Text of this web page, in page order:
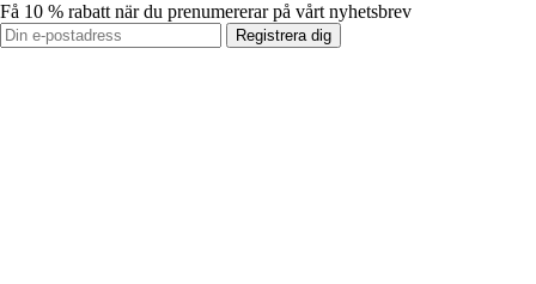
Få 10 % rabatt när du prenumererar på vårt nyhetsbrev
Registrera dig